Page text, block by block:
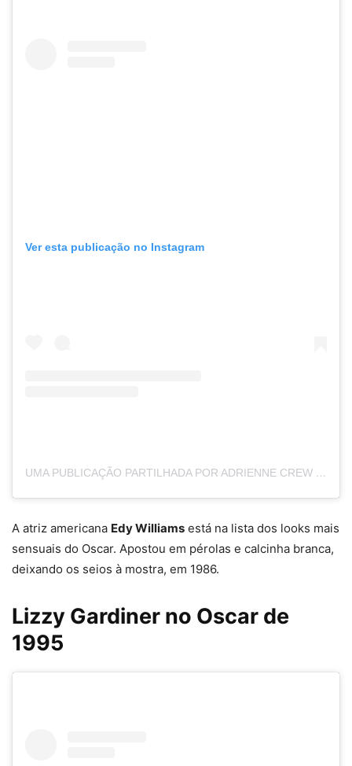
Ver esta publicação no Instagram
UMA PUBLICAÇÃO PARTILHADA POR ADRIENNE CREW (@LOUCHEANGELES)
A atriz americana Edy Williams está na lista dos looks mais
sensuais do Oscar. Apostou em pérolas e calcinha branca,
deixando os seios à mostra, em 1986.
Lizzy Gardiner no Oscar de
1995